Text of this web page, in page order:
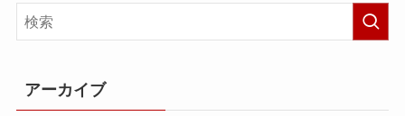
アーカイブ